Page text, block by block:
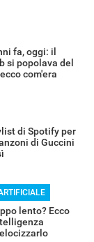
fa, oggi: il
si popolava del
com'era
di Spotify per
di Guccini
lento? Ecco